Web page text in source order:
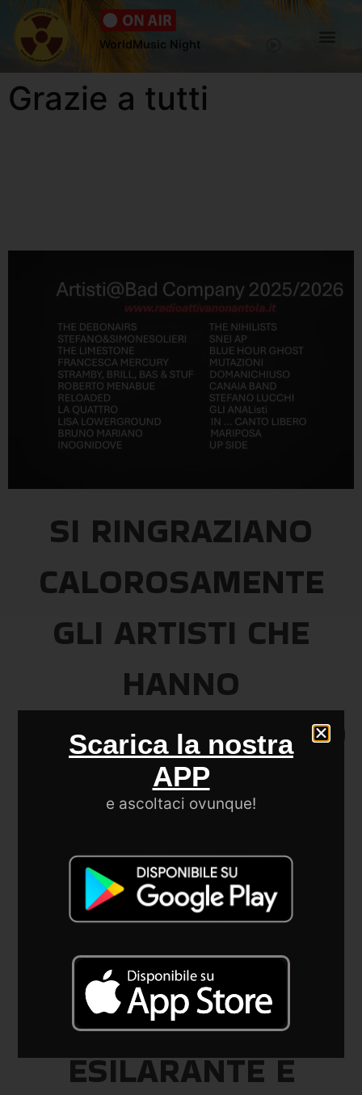
WorldMusic Night
Grazie a tutti
SI RINGRAZIANO
CALOROSAMENTE
GLI ARTISTI CHE
HANNO
PARTECIPATO A BAD
COMPANY ROCK
VI ASPETTIAMO PER
UNA NUOVA
ESILARANTE E
Scarica la nostra
APP
e ascoltaci ovunque!